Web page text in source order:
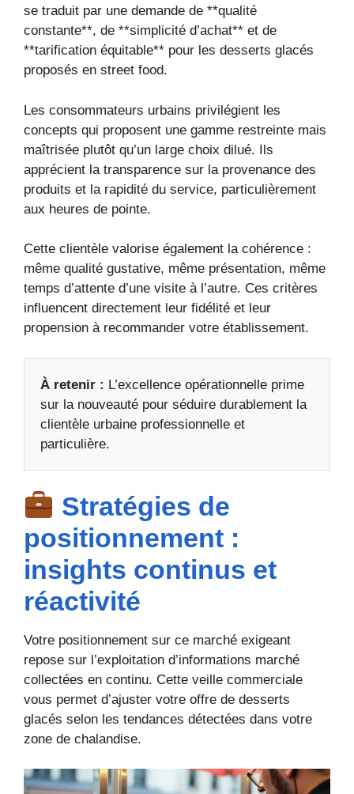
se traduit par une demande de **qualité
constante**, de **simplicité d’achat** et de
**tarification équitable** pour les desserts glacés
proposés en street food.
Les consommateurs urbains privilégient les
concepts qui proposent une gamme restreinte mais
maîtrisée plutôt qu’un large choix dilué. Ils
apprécient la transparence sur la provenance des
produits et la rapidité du service, particulièrement
aux heures de pointe.
Cette clientèle valorise également la cohérence :
même qualité gustative, même présentation, même
temps d’attente d’une visite à l’autre. Ces critères
influencent directement leur fidélité et leur
propension à recommander votre établissement.
À retenir : L’excellence opérationnelle prime
sur la nouveauté pour séduire durablement la
clientèle urbaine professionnelle et
particulière.
Stratégies de
positionnement :
insights continus et
réactivité
Votre positionnement sur ce marché exigeant
repose sur l’exploitation d’informations marché
collectées en continu. Cette veille commerciale
vous permet d’ajuster votre offre de desserts
glacés selon les tendances détectées dans votre
zone de chalandise.